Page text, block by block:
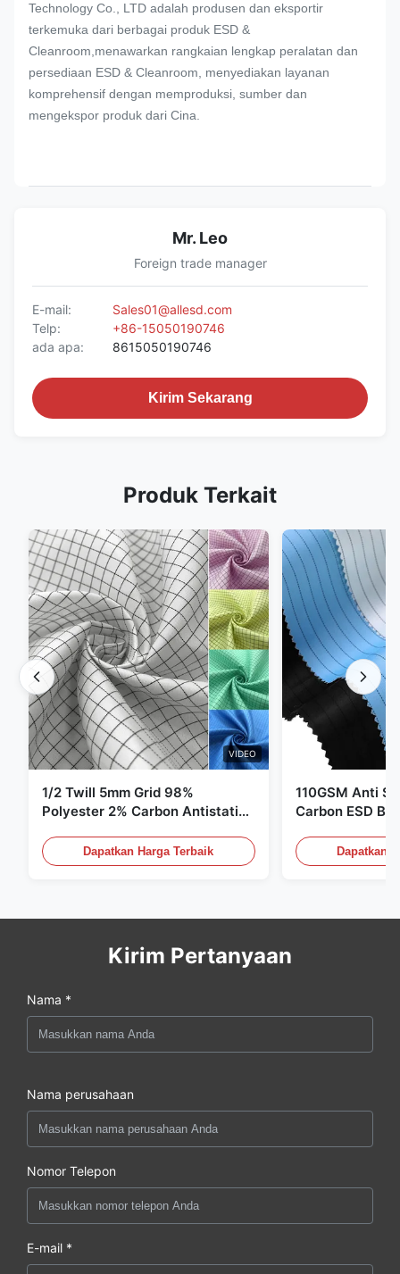
Technology Co., LTD adalah produsen dan eksportir
terkemuka dari berbagai produk ESD &
Cleanroom,menawarkan rangkaian lengkap peralatan dan
persediaan ESD & Cleanroom, menyediakan layanan
komprehensif dengan memproduksi, sumber dan
mengekspor produk dari Cina.
Mr. Leo
Foreign trade manager
E-mail:
Sales01@allesd.com
Telp:
+86-15050190746
ada apa:
8615050190746
Kirim Sekarang
Produk Terkait
VIDEO
1/2 Twill 5mm Grid 98%
Polyester 2% Carbon Antistatic
Dapatkan Harga Terbaik
110GSM Anti
Carbon ESD
Dapatkan
Kirim Pertanyaan
Nama *
Nama perusahaan
Nomor Telepon
E-mail *